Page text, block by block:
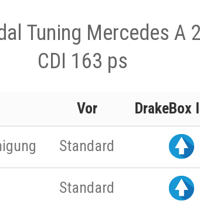
Tuning Mercedes A
CDI 163 ps
Vor DrakeBox
Standard
Standard